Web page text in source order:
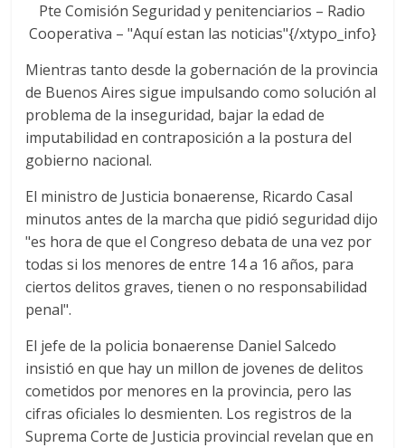
Pte Comisión Seguridad y penitenciarios – Radio
Cooperativa – "Aquí estan las noticias"{/xtypo_info}
Mientras tanto desde la gobernación de la provincia
de Buenos Aires sigue impulsando como solución al
problema de la inseguridad, bajar la edad de
imputabilidad en contraposición a la postura del
gobierno nacional.
El ministro de Justicia bonaerense, Ricardo Casal
minutos antes de la marcha que pidió seguridad dijo
"es hora de que el Congreso debata de una vez por
todas si los menores de entre 14 a 16 años, para
ciertos delitos graves, tienen o no responsabilidad
penal".
El jefe de la policia bonaerense Daniel Salcedo
insistió en que hay un millon de jovenes de delitos
cometidos por menores en la provincia, pero las
cifras oficiales lo desmienten. Los registros de la
Suprema Corte de Justicia provincial revelan que en